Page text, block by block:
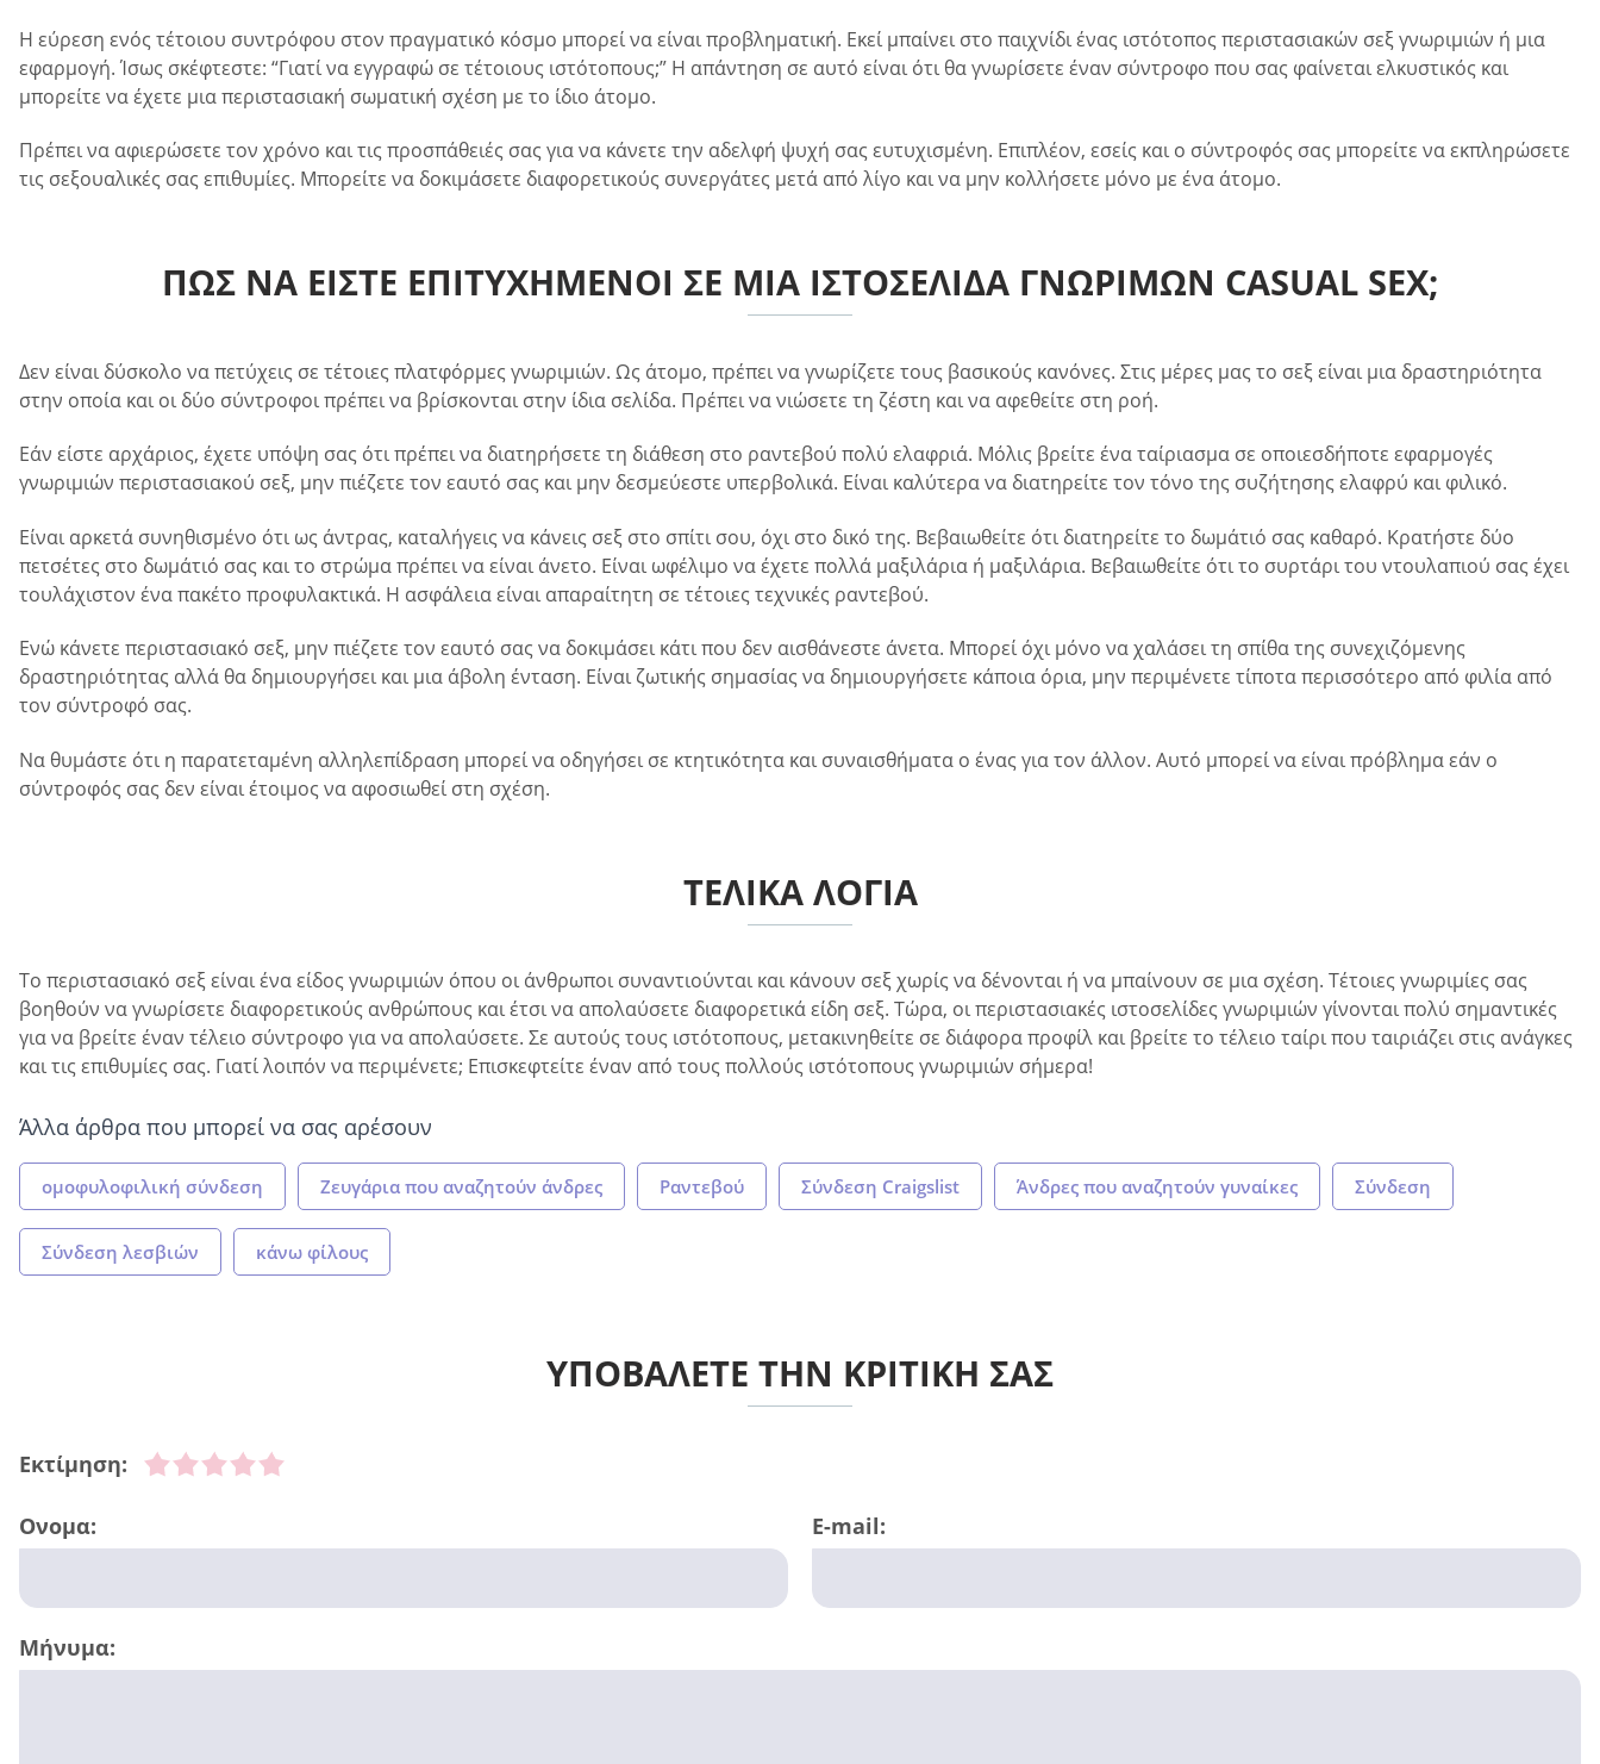
Η εύρεση ενός τέτοιου συντρόφου στον πραγματικό κόσμο μπορεί να είναι προβληματική. Εκεί μπαίνει στο παιχνίδι ένας ιστότοπος περιστασιακών σεξ γνωριμιών ή μια
εφαρμογή. Ίσως σκέφτεστε: “Γιατί να εγγραφώ σε τέτοιους ιστότοπους;” Η απάντηση σε αυτό είναι ότι θα γνωρίσετε έναν σύντροφο που σας φαίνεται ελκυστικός και
μπορείτε να έχετε μια περιστασιακή σωματική σχέση με το ίδιο άτομο.
Πρέπει να αφιερώσετε τον χρόνο και τις προσπάθειές σας για να κάνετε την αδελφή ψυχή σας ευτυχισμένη. Επιπλέον, εσείς και ο σύντροφός σας μπορείτε να εκπληρώσετε
τις σεξουαλικές σας επιθυμίες. Μπορείτε να δοκιμάσετε διαφορετικούς συνεργάτες μετά από λίγο και να μην κολλήσετε μόνο με ένα άτομο.
ΠΩΣ ΝΑ ΕΙΣΤΕ ΕΠΙΤΥΧΗΜΕΝΟΙ ΣΕ ΜΙΑ ΙΣΤΟΣΕΛΙΔΑ ΓΝΩΡΙΜΩΝ CASUAL SEX;
Δεν είναι δύσκολο να πετύχεις σε τέτοιες πλατφόρμες γνωριμιών. Ως άτομο, πρέπει να γνωρίζετε τους βασικούς κανόνες. Στις μέρες μας το σεξ είναι μια δραστηριότητα
στην οποία και οι δύο σύντροφοι πρέπει να βρίσκονται στην ίδια σελίδα. Πρέπει να νιώσετε τη ζέστη και να αφεθείτε στη ροή.
Εάν είστε αρχάριος, έχετε υπόψη σας ότι πρέπει να διατηρήσετε τη διάθεση στο ραντεβού πολύ ελαφριά. Μόλις βρείτε ένα ταίριασμα σε οποιεσδήποτε εφαρμογές
γνωριμιών περιστασιακού σεξ, μην πιέζετε τον εαυτό σας και μην δεσμεύεστε υπερβολικά. Είναι καλύτερα να διατηρείτε τον τόνο της συζήτησης ελαφρύ και φιλικό.
Είναι αρκετά συνηθισμένο ότι ως άντρας, καταλήγεις να κάνεις σεξ στο σπίτι σου, όχι στο δικό της. Βεβαιωθείτε ότι διατηρείτε το δωμάτιό σας καθαρό. Κρατήστε δύο
πετσέτες στο δωμάτιό σας και το στρώμα πρέπει να είναι άνετο. Είναι ωφέλιμο να έχετε πολλά μαξιλάρια ή μαξιλάρια. Βεβαιωθείτε ότι το συρτάρι του ντουλαπιού σας έχει
τουλάχιστον ένα πακέτο προφυλακτικά. Η ασφάλεια είναι απαραίτητη σε τέτοιες τεχνικές ραντεβού.
Ενώ κάνετε περιστασιακό σεξ, μην πιέζετε τον εαυτό σας να δοκιμάσει κάτι που δεν αισθάνεστε άνετα. Μπορεί όχι μόνο να χαλάσει τη σπίθα της συνεχιζόμενης
δραστηριότητας αλλά θα δημιουργήσει και μια άβολη ένταση. Είναι ζωτικής σημασίας να δημιουργήσετε κάποια όρια, μην περιμένετε τίποτα περισσότερο από φιλία από
τον σύντροφό σας.
Να θυμάστε ότι η παρατεταμένη αλληλεπίδραση μπορεί να οδηγήσει σε κτητικότητα και συναισθήματα ο ένας για τον άλλον. Αυτό μπορεί να είναι πρόβλημα εάν ο
σύντροφός σας δεν είναι έτοιμος να αφοσιωθεί στη σχέση.
ΤΕΛΙΚΑ ΛΟΓΙΑ
Το περιστασιακό σεξ είναι ένα είδος γνωριμιών όπου οι άνθρωποι συναντιούνται και κάνουν σεξ χωρίς να δένονται ή να μπαίνουν σε μια σχέση. Τέτοιες γνωριμίες σας
βοηθούν να γνωρίσετε διαφορετικούς ανθρώπους και έτσι να απολαύσετε διαφορετικά είδη σεξ. Τώρα, οι περιστασιακές ιστοσελίδες γνωριμιών γίνονται πολύ σημαντικές
για να βρείτε έναν τέλειο σύντροφο για να απολαύσετε. Σε αυτούς τους ιστότοπους, μετακινηθείτε σε διάφορα προφίλ και βρείτε το τέλειο ταίρι που ταιριάζει στις ανάγκες
και τις επιθυμίες σας. Γιατί λοιπόν να περιμένετε; Επισκεφτείτε έναν από τους πολλούς ιστότοπους γνωριμιών σήμερα!
Άλλα άρθρα που μπορεί να σας αρέσουν
ομοφυλοφιλική σύνδεση Ζευγάρια που αναζητούν άνδρες Pαντεβού Σύνδεση Craigslist Άνδρες που αναζητούν γυναίκες Σύνδεση
Σύνδεση λεσβιών κάνω φίλους
ΥΠΟΒΑΛΕΤΕ ΤΗΝ ΚΡΙΤΙΚΗ ΣΑΣ
Εκτίμηση:
Ονομα: E-mail:
Μήνυμα: